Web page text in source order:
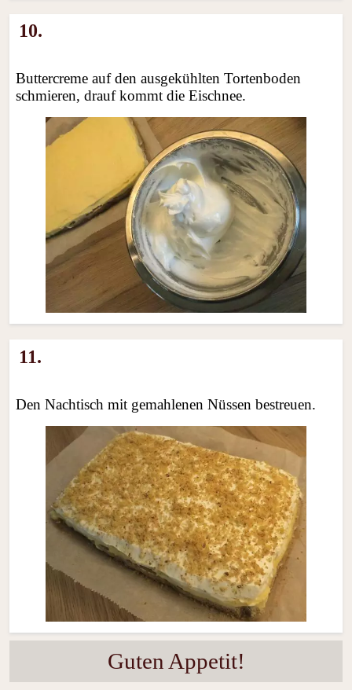
10.
Buttercreme auf den ausgekühlten Tortenboden
schmieren, drauf kommt die Eischnee.
11.
Den Nachtisch mit gemahlenen Nüssen bestreuen.
Guten Appetit!